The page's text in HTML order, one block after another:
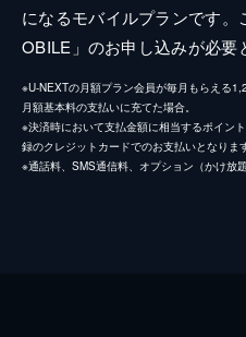
になるモバイルプランです
OBILE」のお申し込みが必要
※U-NEXTの月額プラン会員が毎月もらえる
月額基本料の支払いに充てた場合。
※決済時において支払金額に相当するポイン
録のクレジットカードでのお支払いとなります
※通話料、SMS通信料、オプション（かけ放